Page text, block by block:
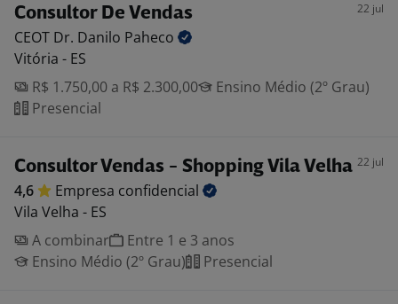
Consultor De Vendas 22 jul
CEOT Dr. Danilo Paheco
Vitória - ES
R$ 1.750,00 a R$ 2.300,00
Ensino Médio (2º Grau)
Presencial
Consultor Vendas - Shopping Vila Velha 22 jul
4,6 Empresa confidencial
Vila Velha - ES
A combinar
Entre 1 e 3 anos
Ensino Médio (2º Grau)
Presencial